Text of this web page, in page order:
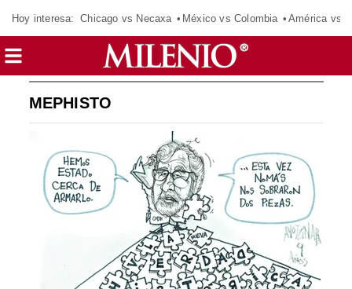
Hoy interesa: Chicago vs Necaxa México vs Colombia América vs
MEPHISTO